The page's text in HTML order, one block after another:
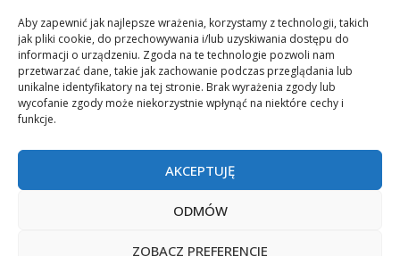
Aby zapewnić jak najlepsze wrażenia, korzystamy z technologii, takich
jak pliki cookie, do przechowywania i/lub uzyskiwania dostępu do
informacji o urządzeniu. Zgoda na te technologie pozwoli nam
przetwarzać dane, takie jak zachowanie podczas przeglądania lub
unikalne identyfikatory na tej stronie. Brak wyrażenia zgody lub
wycofanie zgody może niekorzystnie wpłynąć na niektóre cechy i
funkcje.
AKCEPTUJĘ
ODMÓW
ZOBACZ PREFERENCJE
Co zrobimy dla Ciebie:
projekty plakatów na zamówienie
wydrukuj swój plakat